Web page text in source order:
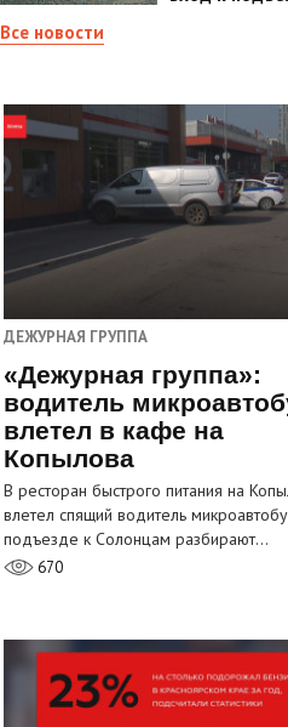
Все новости
ДЕЖУРНАЯ ГРУППА
«Дежурная группа»:
водитель
влетел в кафе на
Копылова
В ресторан быстрого питания на
влетел спящий водитель
подъезде к Солонцам разбирают…
670